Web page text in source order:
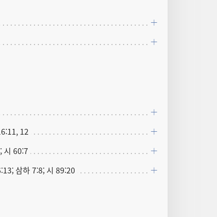
12
시 60:7
삼하 7:8; 시 89:20